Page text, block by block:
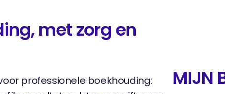
met zorg en
professionele boekhouding:
MIJN